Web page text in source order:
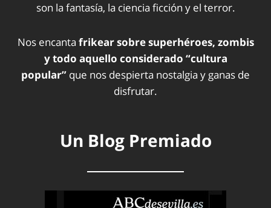
son la fantasía, la ciencia ficción y el terror.
Nos encanta frikear sobre superhéroes, zombis
y todo aquello considerado “cultura
popular” que nos despierta nostalgia y ganas de
disfrutar.
Un Blog Premiado